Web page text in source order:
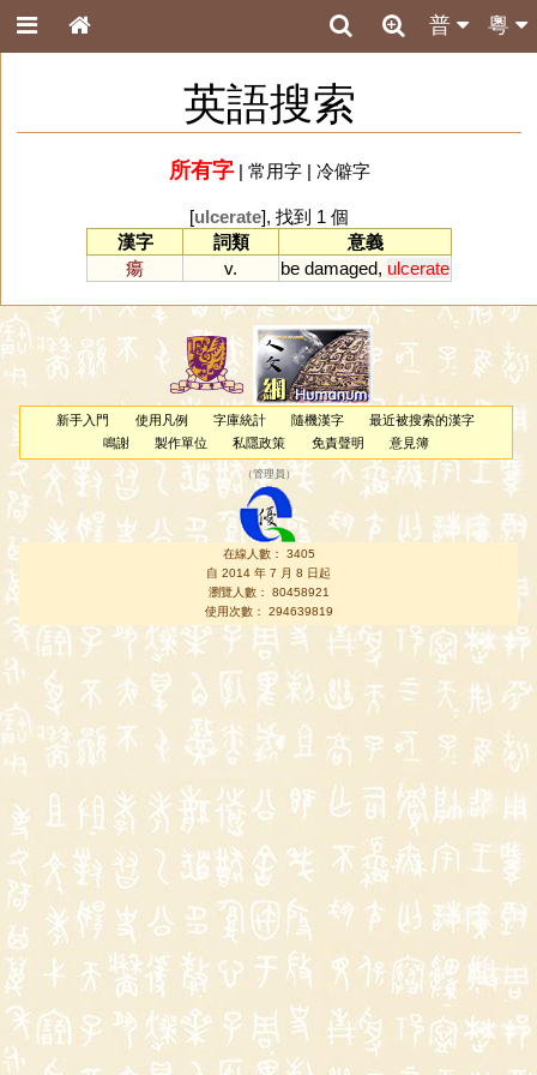
粵
普
英語搜索
所有字| 常用字| 冷僻字
[ulcerate], 找到 1 個
漢字
詞類
意義
瘍
v. be damaged, ulcerate
新手入門 使用凡例 字庫統計 隨機漢字
最近被搜索的漢字
鳴謝
製作單位 私隱政策 免責聲明 意見簿
（管理員 ）
在線人數： 3405
自 2014 年 7 月 8 日起
瀏覽人數： 80458921
使用次數： 294639819